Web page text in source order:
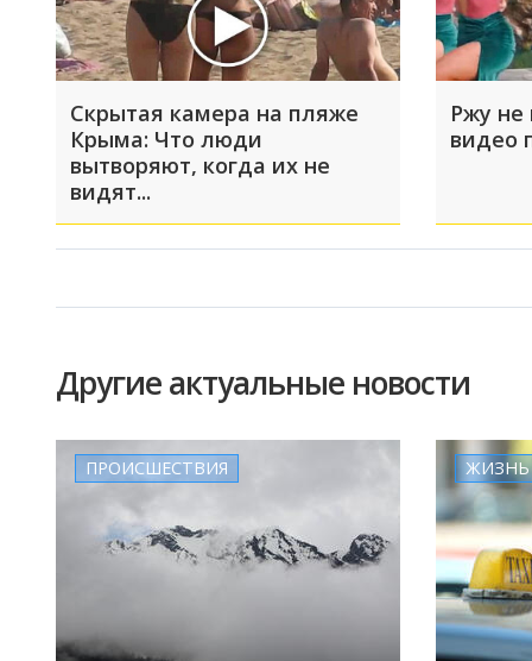
Скрытая камера на пляже
Крыма: Что люди
вытворяют, когда их не
видят...
Ржу не
видео
Другие актуальные новости
ПРОИСШЕСТВИЯ ЖИЗНЬ